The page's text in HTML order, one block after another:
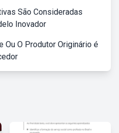
São Consideradas
Inovador
Ou O Produtor Originário é